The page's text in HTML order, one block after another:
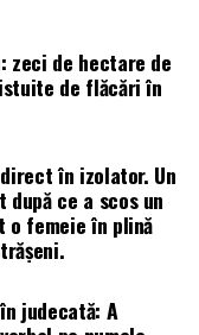
zeci de hectare de
de flăcări în
în izolator. Un
ce a scos un
o femeie în plină
judecată: A